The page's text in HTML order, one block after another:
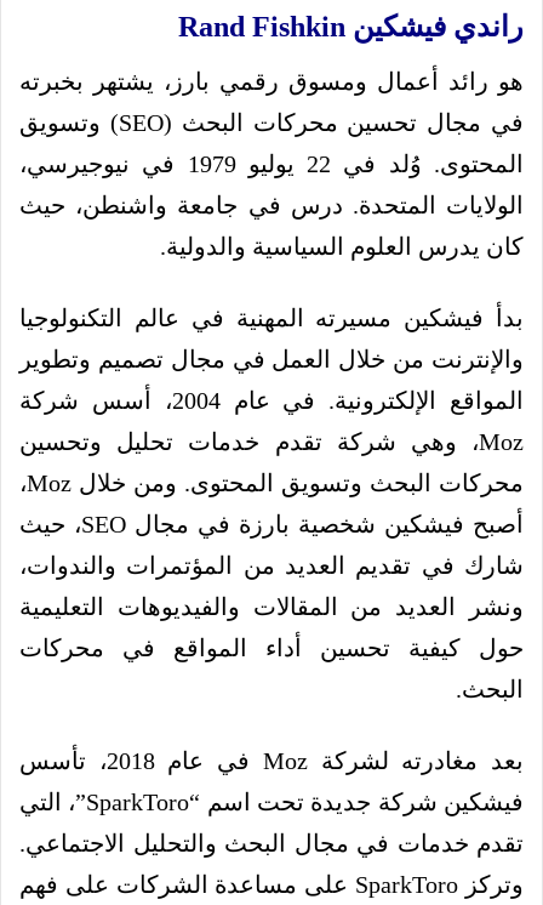
راندي فيشكين Rand Fishkin
هو رائد أعمال ومسوق رقمي بارز، يشتهر بخبرته
في مجال تحسين محركات البحث (SEO) وتسويق
المحتوى. وُلد في 22 يوليو 1979 في نيوجيرسي،
الولايات المتحدة. درس في جامعة واشنطن، حيث
كان يدرس العلوم السياسية والدولية.
بدأ فيشكين مسيرته المهنية في عالم التكنولوجيا
والإنترنت من خلال العمل في مجال تصميم وتطوير
المواقع الإلكترونية. في عام 2004، أسس شركة
Moz، وهي شركة تقدم خدمات تحليل وتحسين
محركات البحث وتسويق المحتوى. ومن خلال Moz،
أصبح فيشكين شخصية بارزة في مجال SEO، حيث
شارك في تقديم العديد من المؤتمرات والندوات،
ونشر العديد من المقالات والفيديوهات التعليمية
حول كيفية تحسين أداء المواقع في محركات
البحث.
بعد مغادرته لشركة Moz في عام 2018، تأسس
فيشكين شركة جديدة تحت اسم “SparkToro”، التي
تقدم خدمات في مجال البحث والتحليل الاجتماعي.
وتركز SparkToro على مساعدة الشركات على فهم